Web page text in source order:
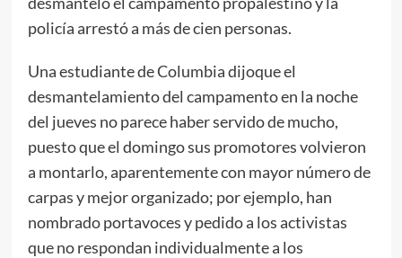
policía arrestó a más de cien personas.
Una estudiante de Columbia dijoque el
desmantelamiento del campamento en la noche
del jueves no parece haber servido de mucho,
puesto que el domingo sus promotores volvieron
a montarlo, aparentemente con mayor número de
carpas y mejor organizado; por ejemplo, han
nombrado portavoces y pedido a los activistas
que no respondan individualmente a los